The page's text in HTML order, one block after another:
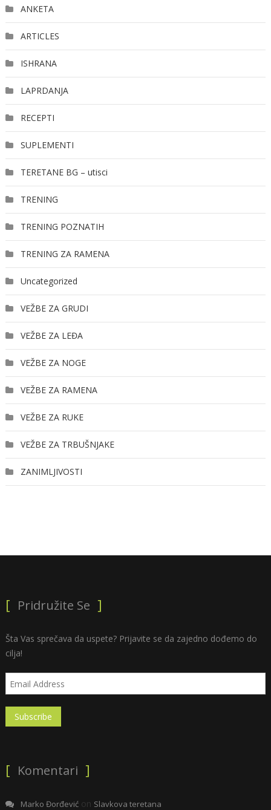
ANKETA
ARTICLES
ISHRANA
LAPRDANJA
RECEPTI
SUPLEMENTI
TERETANE BG – utisci
TRENING
TRENING POZNATIH
TRENING ZA RAMENA
Uncategorized
VEŽBE ZA GRUDI
VEŽBE ZA LEĐA
VEŽBE ZA NOGE
VEŽBE ZA RAMENA
VEŽBE ZA RUKE
VEŽBE ZA TRBUŠNJAKE
ZANIMLJIVOSTI
Pridružite Se
Šta Vas sprečava da uspete? Prijavite se da zajedno dođemo do
cilja!
Komentari
Marko Đorđevićon Slavkova teretana